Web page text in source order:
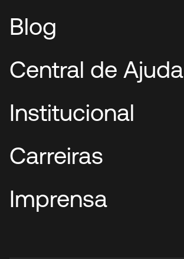
Blog
Central de Ajuda
Institucional
Carreiras
Imprensa